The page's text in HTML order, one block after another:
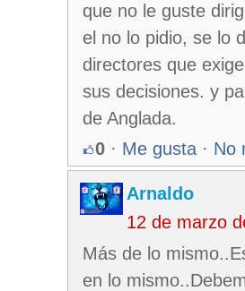
que no le guste
el no lo pidio, se lo
directores que
sus decisiones. y
de Anglada.
0 · Me gusta · No
Arnaldo
12 de marzo
Más de lo
en lo